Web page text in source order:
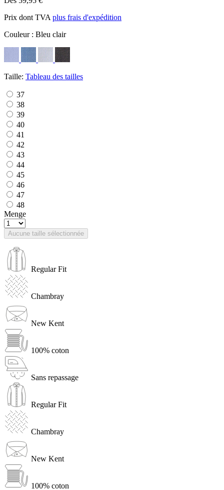
Prix dont TVA plus frais d'expédition
Couleur : Bleu clair
Taille: Tableau des tailles
37
38
39
40
41
42
43
44
45
46
47
48
Menge
Aucune taille sélectionnée
Regular Fit
Chambray
New Kent
100% coton
Sans repassage
Regular Fit
Chambray
New Kent
100% coton